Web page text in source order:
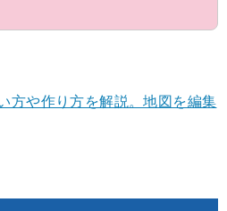
方や作り方を解説。地図を編集